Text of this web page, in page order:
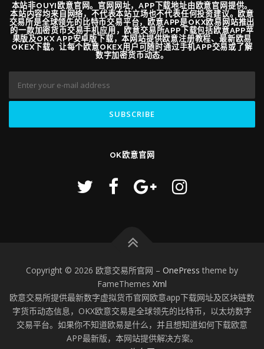
本站非OUYI欧意官网。官网网址，APP下载地址由欧意官网提供。
本站内容均来自网络，不代表本站立场也不代表任何投资建议。欧意
交易所是全球领先的比特币交易平台，欧意APP是OKX欧易网站推出
的一款加密货币交易手机应用，欧意交易所APP下载包括欧意APP苹
果版及OKX APP安卓版下载，本网站提供欧意注册教程、最新欧易
OKEX下载。让每个欧意OKEX用户可随时通过手机APP交易或了解
数字加密货币动态。
OK欧意官网
Copyright © 2026 欧意交易所官网 – OnePress theme by
FameThemes Xml
欧意交易所提供最新数字虚拟货币官网欧意app下载网址及区块链数
字货币动态信息，OKX欧意交易是全球领先的比特币，以太坊数字
交易平台。如果你不知道欧易是什么，并且想知道如何下载欧意
APP最新版，本网站提供解决方案。